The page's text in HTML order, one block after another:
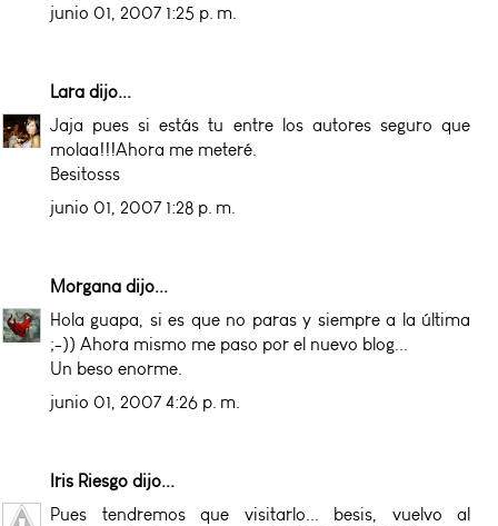
junio 01, 2007 1:25 p. m.
Lara dijo...
Jaja pues si estás tu entre los autores seguro que
molaa!!!Ahora me meteré.
Besitosss
junio 01, 2007 1:28 p. m.
Morgana dijo...
Hola guapa, si es que no paras y siempre a la última
;-)) Ahora mismo me paso por el nuevo blog...
Un beso enorme.
junio 01, 2007 4:26 p. m.
Iris Riesgo dijo...
Pues tendremos que visitarlo... besis, vuelvo al